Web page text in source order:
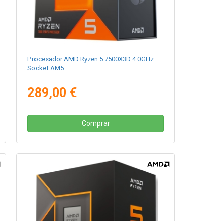
Procesador AMD Ryzen 5 7500X3D 4.0GHz
Socket AM5
289,00 €
Comprar